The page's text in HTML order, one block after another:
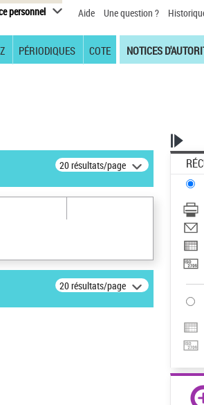
personnel Aide Une question ?
PÉRIODIQUES COTE NOTICES
20 résultats/page
20 résultats/page